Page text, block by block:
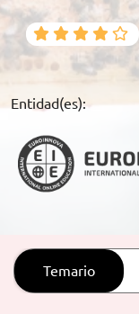
BECAS Y
RECURSOS
ARTÍCULOS
ORIENTACIÓN
TRABAJA CON
Entidad(es):
Temario